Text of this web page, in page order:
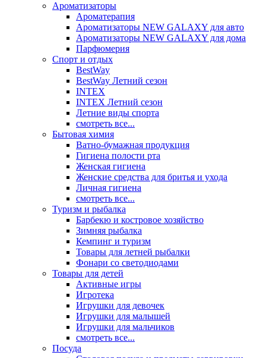
Ароматизаторы
Ароматерапия
Ароматизаторы NEW GALAXY для авто
Ароматизаторы NEW GALAXY для дома
Парфюмерия
Спорт и отдых
BestWay
BestWay Летний сезон
INTEX
INTEX Летний сезон
Летние виды спорта
смотреть все...
Бытовая химия
Ватно-бумажная продукция
Гигиена полости рта
Женская гигиена
Женские средства для бритья и ухода
Личная гигиена
смотреть все...
Туризм и рыбалка
Барбекю и костровое хозяйство
Зимняя рыбалка
Кемпинг и туризм
Товары для летней рыбалки
Фонари со светодиодами
Товары для детей
Активные игры
Игротека
Игрушки для девочек
Игрушки для малышей
Игрушки для мальчиков
смотреть все...
Посуда